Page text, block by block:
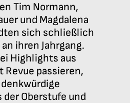
Tim Normann,
und Magdalena
sich schließlich
ihren Jahrgang.
Highlights aus
Revue passieren,
der Oberstufe und